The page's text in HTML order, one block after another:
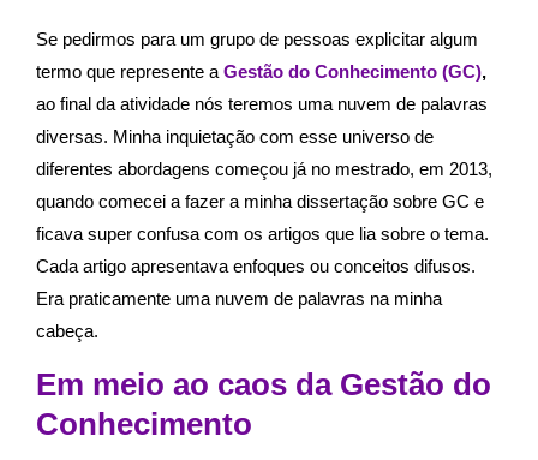
Se pedirmos para um grupo de pessoas explicitar algum
termo que represente a Gestão do Conhecimento (GC),
ao final da atividade nós teremos uma nuvem de palavras
diversas. Minha inquietação com esse universo de
diferentes abordagens começou já no mestrado, em 2013,
quando comecei a fazer a minha dissertação sobre GC e
ficava super confusa com os artigos que lia sobre o tema.
Cada artigo apresentava enfoques ou conceitos difusos.
Era praticamente uma nuvem de palavras na minha
cabeça.
Em meio ao caos da Gestão do
Conhecimento